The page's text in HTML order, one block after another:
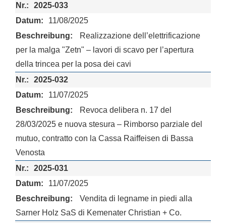
2025-033
11/08/2025
Realizzazione dell’elettrificazione
per la malga "Zetn" – lavori di scavo per l’apertura
della trincea per la posa dei cavi
2025-032
11/07/2025
Revoca delibera n. 17 del
28/03/2025 e nuova stesura – Rimborso parziale del
mutuo, contratto con la Cassa Raiffeisen di Bassa
Venosta
2025-031
11/07/2025
Vendita di legname in piedi alla
Sarner Holz SaS di Kemenater Christian + Co.